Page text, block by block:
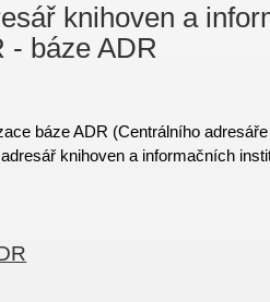
knihoven a
- báze ADR
báze ADR (Centrálního
knihoven a informačních